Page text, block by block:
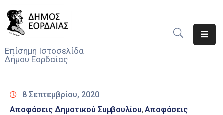
Επίσημη Ιστοσελίδα
Δήμου Εορδαίας
Νέα
8 Σεπτεμβρίου, 2020
Αποφάσεις Δημοτικού Συμβουλίου‚Αποφάσεις